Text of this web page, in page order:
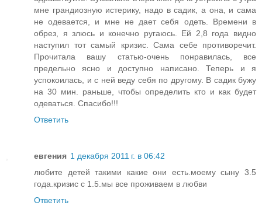
мне грандиозную истерику, надо в садик, а она, и сама
не одевается, и мне не дает себя одеть. Времени в
обрез, я злюсь и конечно ругаюсь. Ей 2,8 года видно
наступил тот самый кризис. Сама себе противоречит.
Прочитала вашу статью-очень понравилась, все
предельно ясно и доступно написано. Теперь и я
успокоилась, и с ней веду себя по другому. В садик бужу
на 30 мин. раньше, чтобы определить кто и как будет
одеваться. Спасибо!!!
Ответить
евгения 1 декабря 2011 г. в 06:42
любите детей такими какие они есть.моему сыну 3.5
года.кризис с 1.5.мы все проживаем в любви
Ответить